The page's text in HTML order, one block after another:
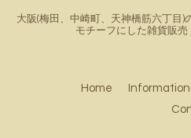
大阪(梅田、中崎町、天神橋筋六丁目
モチーフにした雑貨販
Home Information